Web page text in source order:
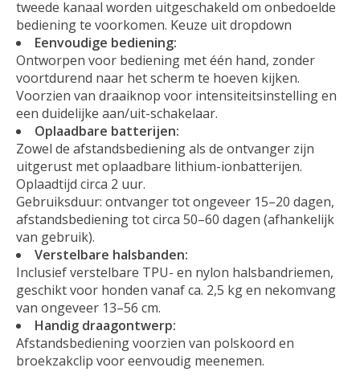
tweede kanaal worden uitgeschakeld om onbedoelde
bediening te voorkomen. Keuze uit dropdown
Eenvoudige bediening:
Ontworpen voor bediening met één hand, zonder
voortdurend naar het scherm te hoeven kijken.
Voorzien van draaiknop voor intensiteitsinstelling en
een duidelijke aan/uit-schakelaar.
Oplaadbare batterijen:
Zowel de afstandsbediening als de ontvanger zijn
uitgerust met oplaadbare lithium-ionbatterijen.
Oplaadtijd circa 2 uur.
Gebruiksduur: ontvanger tot ongeveer 15–20 dagen,
afstandsbediening tot circa 50–60 dagen (afhankelijk
van gebruik).
Verstelbare halsbanden:
Inclusief verstelbare TPU- en nylon halsbandriemen,
geschikt voor honden vanaf ca. 2,5 kg en nekomvang
van ongeveer 13–56 cm.
Handig draagontwerp:
Afstandsbediening voorzien van polskoord en
broekzakclip voor eenvoudig meenemen.